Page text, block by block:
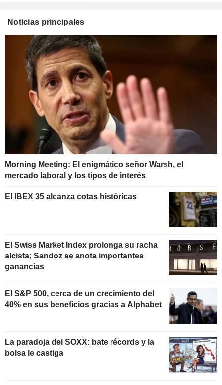
Noticias principales
Morning Meeting: El enigmático señor Warsh, el
mercado laboral y los tipos de interés
El IBEX 35 alcanza cotas históricas
El Swiss Market Index prolonga su racha
alcista; Sandoz se anota importantes
ganancias
El S&P 500, cerca de un crecimiento del
40% en sus beneficios gracias a Alphabet
La paradoja del SOXX: bate récords y la
bolsa le castiga